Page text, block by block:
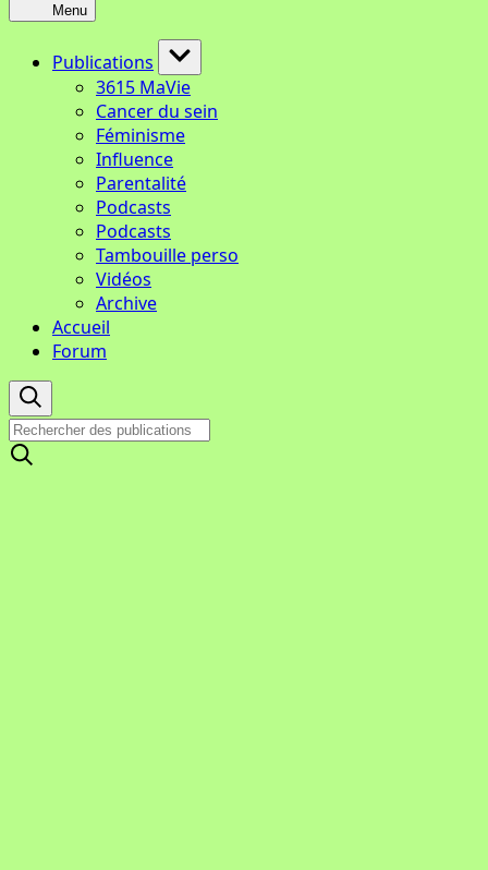
Menu
Publications
3615 MaVie
Cancer du sein
Féminisme
Influence
Parentalité
Podcasts
Podcasts
Tambouille perso
Vidéos
Archive
Accueil
Forum